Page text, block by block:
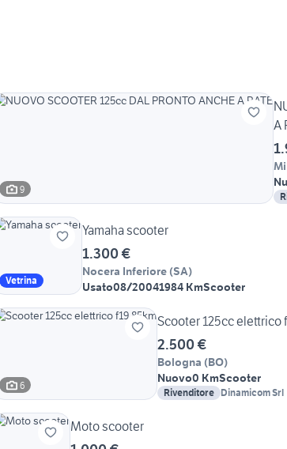
9
A
Vetrina
Yamaha scooter
1.300 €
Nocera Inferiore (SA)
Usato08/20041984 KmScooter
6
Scooter 125cc elettrico
2.500 €
Bologna (BO)
Nuovo0 KmScooter
Rivenditore Dinamicom Srl
Moto scooter